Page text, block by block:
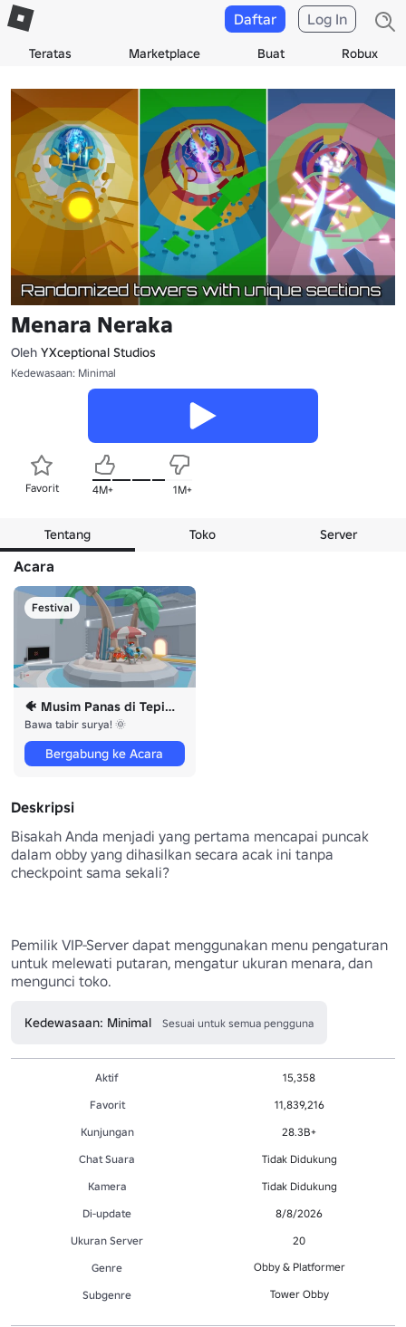
Teratas Marketplace Buat Robux
Daftar Log In
Menara Neraka
Oleh YXceptional Studios
Kedewasaan: Minimal
Favorit 4M+ 1M+
Tentang Toko Server
Acara
Festival
🐠️ Musim Panas di Tepi Laut 🐚️
Bawa tabir surya! 🌞️
Bergabung ke Acara
Deskripsi
Bisakah Anda menjadi yang pertama mencapai puncak
dalam obby yang dihasilkan secara acak ini tanpa
checkpoint sama sekali?
Pemilik VIP-Server dapat menggunakan menu pengaturan
untuk melewati putaran, mengatur ukuran menara, dan
mengunci toko.
Kedewasaan: Minimal Sesuai untuk semua pengguna
Aktif
15,358
Favorit
11,839,216
Kunjungan
28.3B+
Chat Suara
Tidak Didukung
Kamera
Tidak Didukung
Di-update
8/8/2026
Ukuran Server
20
Genre
Obby & Platformer
Subgenre Tower Obby